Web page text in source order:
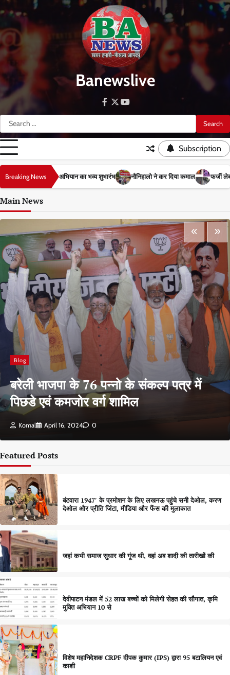
Skip
to
content
Banewslive
Search
for:
facebook
twitteryoutube
Subscription
Breaking Newsनौनिहालो ने कर दिया कमाल फर्जी लेबर इंस्पेक्टर को आसपुर देवसरा की पुलिस ने
Main News
Blog
बरेली भाजपा के 76 पन्नो के संकल्प पत्र में
पिछडे एवं कमजोर वर्ग शामिल
Komal April 16, 2024 0
Featured Posts
बंटवारा 1947′ के प्रमोशन के लिए लखनऊ पहुंचे सनी देओल, करण
देओल और प्रीति जिंटा, मीडिया और फैंस की मुलाकात
जहां कभी समाज सुधार की गूंज थी, वहां अब शादी की तारीखों की
देवीपाटन मंडल में 52 लाख बच्चों को मिलेगी सेहत की सौगात, कृमि
मुक्ति अभियान 10 से
विशेष महानिदेशक CRPF दीपक कुमार (IPS) द्वारा 95 बटालियन एवं
काशी